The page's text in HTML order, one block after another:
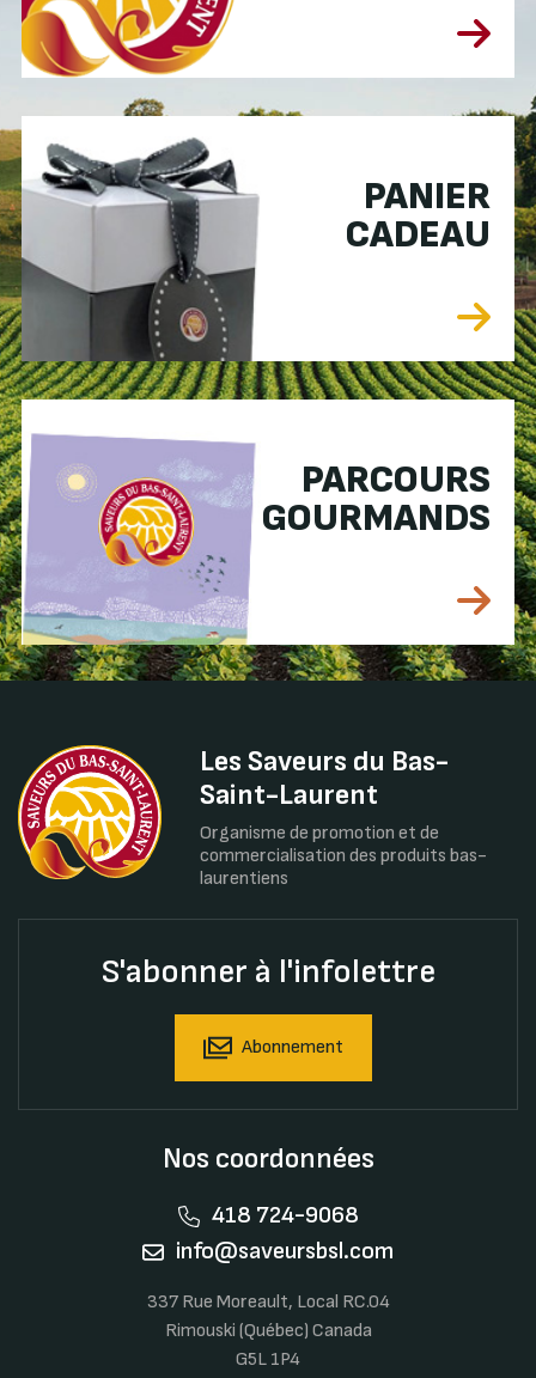
PANIER
CADEAU
PARCOURS
GOURMANDS
Les Saveurs du Bas-
Saint-Laurent
Organisme de promotion et de
commercialisation des produits bas-
laurentiens
S'abonner à l'infolettre
Abonnement
Nos coordonnées
418 724-9068
info@saveursbsl.com
337 Rue Moreault, Local RC.04
Rimouski (Québec) Canada
G5L 1P4